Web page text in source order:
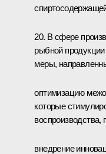
20. В сфере
рыбной
меры,
оптимизацию
которые
воспроизводства,
внедрение